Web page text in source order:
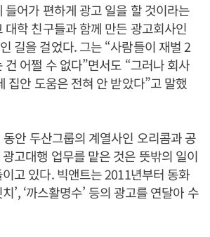
들어가 편하게 광고 일을 할 것이라는
대학 친구들과 함께 만든 광고회사인
길을 걸었다. 그는 “사람들이 재벌 2
건 어쩔 수 없다”면서도 “그러나 회사
집안 도움은 전혀 안 받았다”고 말했
안 두산그룹의 계열사인 오리콤과 공
고대행 업무를 맡은 것은 뜻밖의 일이
고 있다. 빅앤트는 2011년부터 동화
치’, ‘까스활명수’ 등의 광고를 연달아 수